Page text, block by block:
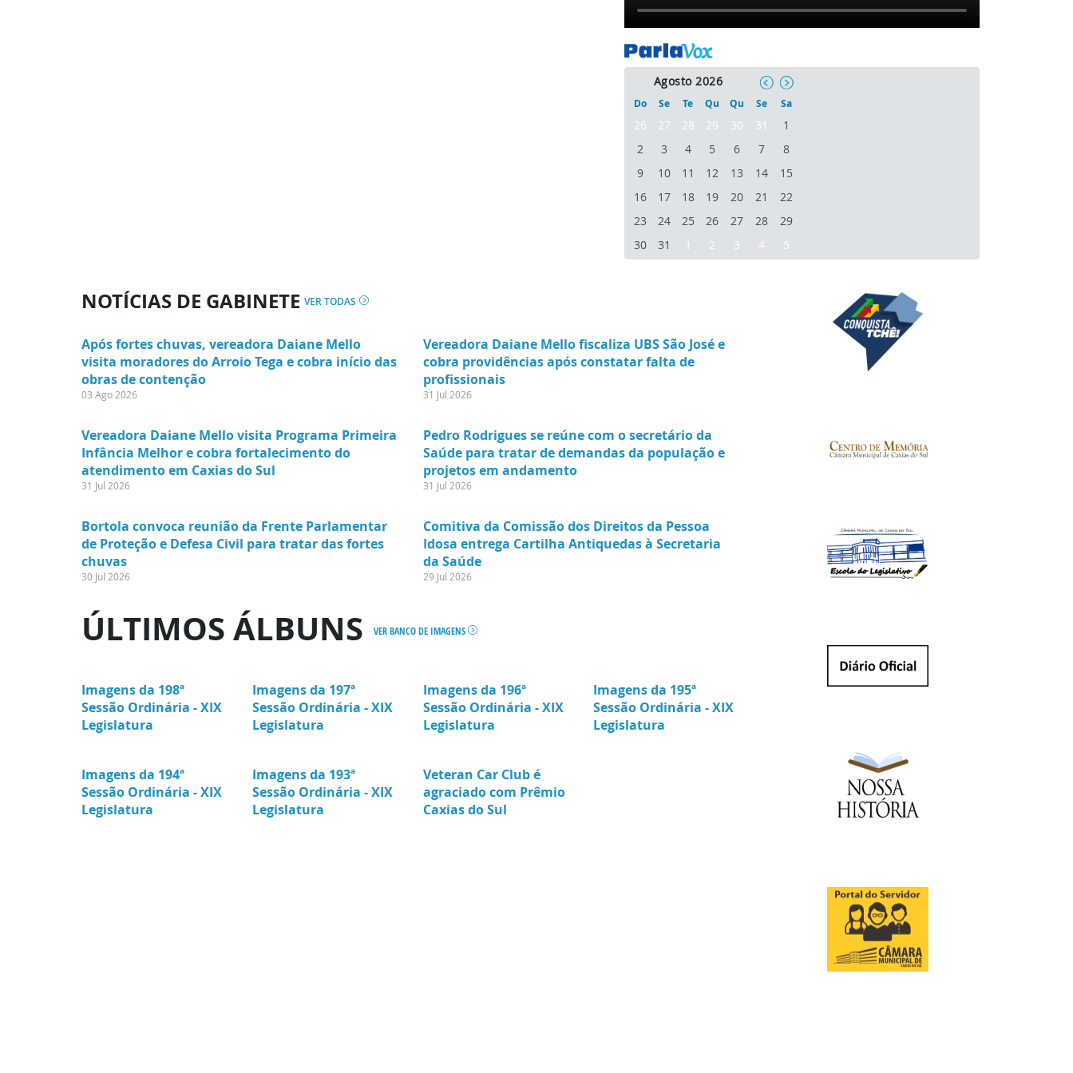
Agosto 2026
Do Se Te Qu Qu Se Sa
26 27 28 29 30 31
1
2
3 4 5 6 7
8
9
10 11 12 13 14
15
16
17 18 19 20 21
22
23
24 25 26 27 28
29
30
31 1 2 3 4 5
NOTÍCIAS DE GABINETE VER TODAS
Após fortes chuvas, vereadora Daiane Mello
visita moradores do Arroio Tega e cobra início das
obras de contenção
03 Ago 2026
Vereadora Daiane Mello fiscaliza UBS São José e
cobra providências após constatar falta de
profissionais
31 Jul 2026
Vereadora Daiane Mello visita Programa Primeira
Infância Melhor e cobra fortalecimento do
atendimento em Caxias do Sul
31 Jul 2026
Pedro Rodrigues se reúne com o secretário da
Saúde para tratar de demandas da população e
projetos em andamento
31 Jul 2026
Bortola convoca reunião da Frente Parlamentar
de Proteção e Defesa Civil para tratar das fortes
chuvas
30 Jul 2026
Comitiva da Comissão dos Direitos da Pessoa
Idosa entrega Cartilha Antiquedas à Secretaria
da Saúde
29 Jul 2026
ÚLTIMOS ÁLBUNS VER BANCO DE IMAGENS
Imagens da 198ª
Sessão Ordinária - XIX
Legislatura
Imagens da 197ª
Sessão Ordinária - XIX
Legislatura
Imagens da 196ª
Sessão Ordinária - XIX
Legislatura
Imagens da 195ª
Sessão Ordinária - XIX
Legislatura
Imagens da 194ª
Sessão Ordinária - XIX
Legislatura
Imagens da 193ª
Sessão Ordinária - XIX
Legislatura
Veteran Car Club é
agraciado com Prêmio
Caxias do Sul